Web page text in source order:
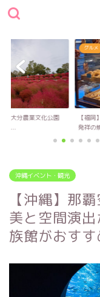
年9月1日久留米市にドイツ
子...
沖縄イベント・観光
【沖縄】那
美と空間演
族館がおすす